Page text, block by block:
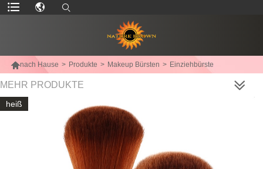
nach Hause > Produkte > Makeup Bürsten > Einziehbürste
MEHR PRODUKTE
heiß